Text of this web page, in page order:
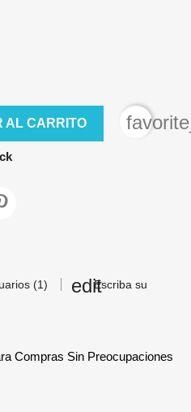
AL CARRITO
(1)
Escriba su
Compras Sin Preocupaciones